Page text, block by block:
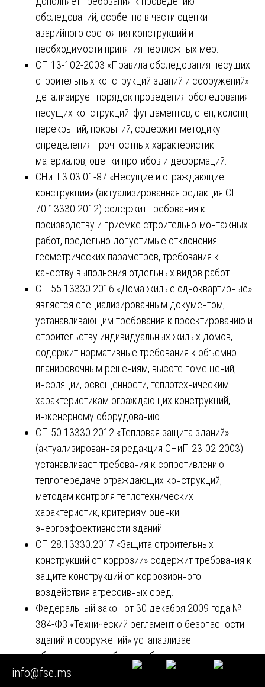
обследований, особенно в части оценки
аварийного состояния конструкций и
необходимости принятия неотложных мер.
СП 13-102-2003 «Правила обследования несущих
строительных конструкций зданий и сооружений»
детализирует порядок проведения обследования
несущих конструкций: фундаментов, стен, колонн,
перекрытий, покрытий, содержит методику
определения прочностных характеристик
материалов, оценки прогибов и деформаций.
СНиП 3.03.01-87 «Несущие и ограждающие
конструкции» (актуализированная редакция СП
70.13330.2012) содержит требования к
производству и приемке строительно-монтажных
работ, предельно допустимые отклонения
геометрических параметров, требования к
качеству выполнения отдельных видов работ.
СП 55.13330.2016 «Дома жилые одноквартирные»
является специализированным документом,
устанавливающим требования к проектированию и
строительству индивидуальных жилых домов,
содержит нормативные требования к объемно-
планировочным решениям, высоте помещений,
инсоляции, освещенности, теплотехническим
характеристикам ограждающих конструкций,
инженерному оборудованию.
СП 50.13330.2012 «Тепловая защита зданий»
(актуализированная редакция СНиП 23-02-2003)
устанавливает требования к сопротивлению
теплопередаче ограждающих конструкций,
методам контроля теплотехнических
характеристик, критериям оценки
энергоэффективности зданий.
СП 28.13330.2017 «Защита строительных
конструкций от коррозии» содержит требования к
защите конструкций от коррозионного
воздействия агрессивных сред.
Федеральный закон от 30 декабря 2009 года №
384-ФЗ «Технический регламент о безопасности
зданий и сооружений» устанавливает
обязательные требования безопасности,
предъявляемые к зданиям и сооружениям.
info@fse.ms